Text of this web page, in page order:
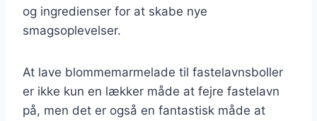
og ingredienser for at skabe nye
smagsoplevelser.
At lave blommemarmelade til fastelavnsboller
er ikke kun en lækker måde at fejre fastelavn
på, men det er også en fantastisk måde at